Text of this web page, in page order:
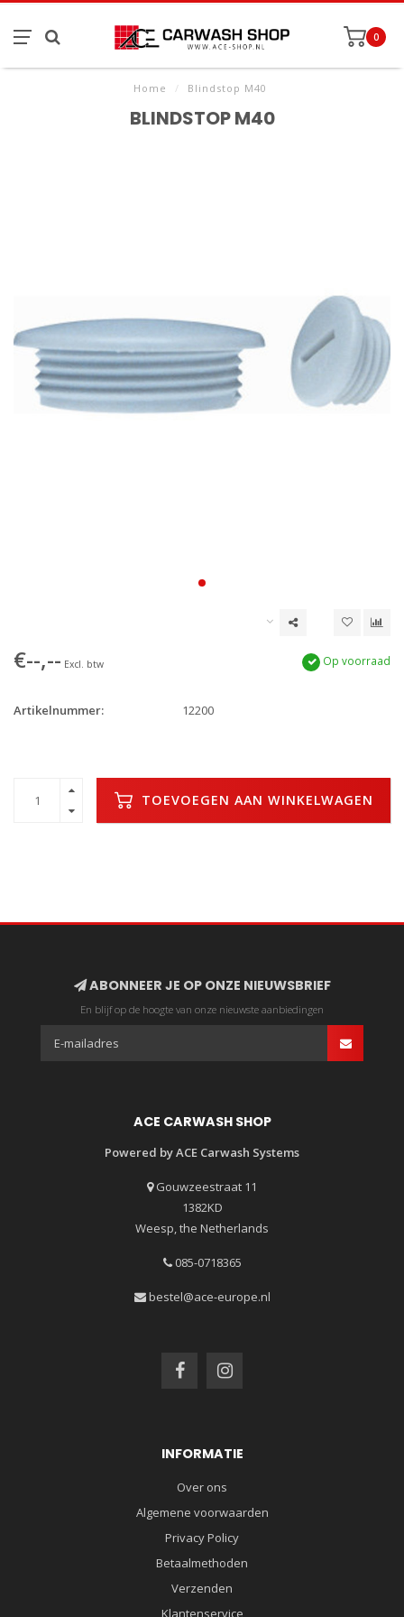
0
Home / Blindstop M40
BLINDSTOP M40
€--,-- Excl. btw Op voorraad
Artikelnummer: 12200
TOEVOEGEN AAN WINKELWAGEN
ABONNEER JE OP ONZE NIEUWSBRIEF
En blijf op de hoogte van onze nieuwste aanbiedingen
ACE CARWASH SHOP
Powered by ACE Carwash Systems
Gouwzeestraat 11
1382KD
Weesp, the Netherlands
085-0718365
bestel@ace-europe.nl
INFORMATIE
Over ons
Algemene voorwaarden
Privacy Policy
Betaalmethoden
Verzenden
Klantenservice